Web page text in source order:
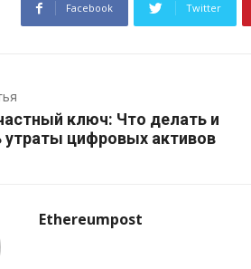
Facebook Twitter
ключ: Что делать и
утраты цифровых активов
Ethereumpost